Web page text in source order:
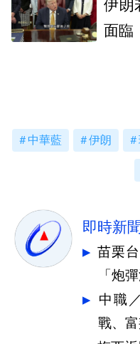
伊朗
面臨
中華藍 伊朗
即時新聞
苗栗
「炮
中職
戰、